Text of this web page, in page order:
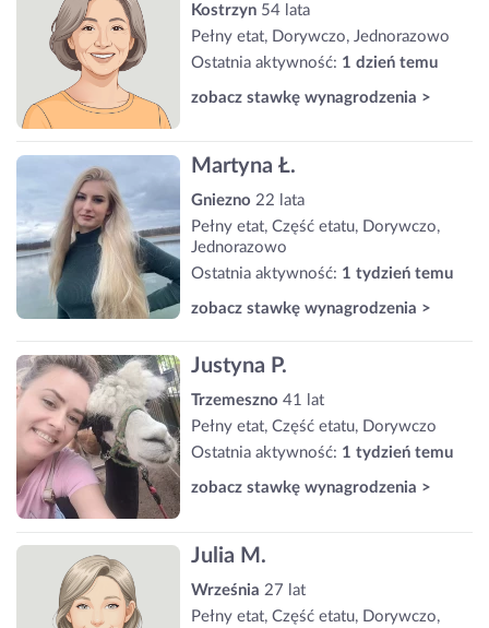
Kostrzyn 54 lata
Pełny etat, Dorywczo, Jednorazowo
Ostatnia aktywność: 1 dzień temu
zobacz stawkę wynagrodzenia >
Martyna Ł.
Gniezno 22 lata
Pełny etat, Część etatu, Dorywczo,
Jednorazowo
Ostatnia aktywność: 1 tydzień temu
zobacz stawkę wynagrodzenia >
Justyna P.
Trzemeszno 41 lat
Pełny etat, Część etatu, Dorywczo
Ostatnia aktywność: 1 tydzień temu
zobacz stawkę wynagrodzenia >
Julia M.
Września 27 lat
Pełny etat, Część etatu, Dorywczo,